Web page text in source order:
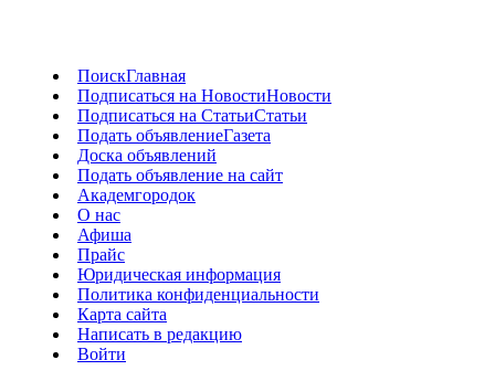
ПоискГлавная
Подписаться на НовостиНовости
Подписаться на СтатьиСтатьи
Подать объявлениеГазета
Доска объявлений
Подать объявление на сайт
Академгородок
О нас
Афиша
Прайс
Юридическая информация
Политика конфиденциальности
Карта сайта
Написать в редакцию
Войти